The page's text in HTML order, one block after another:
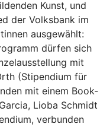
Kunst, und
der Volksbank im
ausgewählt:
dürfen sich
mit
(Stipendium für
mit einem Book-
Lioba Schmidt
verbunden